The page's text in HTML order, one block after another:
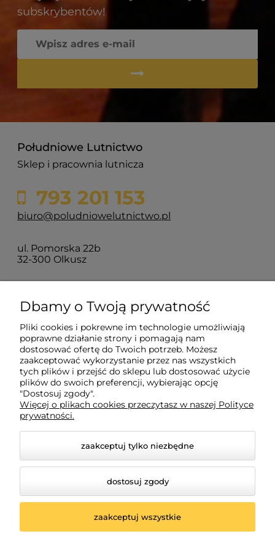
subskrybentów!
Południowe Lutnictwo
Sklep i pracownia lutnicza
793 201 153
biuro@poludniowelutnictwo.pl
ul. Pomorska 22b
32-300 Olkusz
O nas
Moje konto
Płatności i dostawa
Informacje
© 2026 poludniowelutnictwo.pl. Wszelkie prawa
Dbamy o Twoją prywatność
Pliki cookies i pokrewne im technologie umożliwiają
poprawne działanie strony i pomagają nam
dostosować ofertę do Twoich potrzeb. Możesz
zaakceptować wykorzystanie przez nas wszystkich
tych plików i przejść do sklepu lub dostosować użycie
plików do swoich preferencji, wybierając opcję
"Dostosuj zgody".
Więcej o plikach cookies przeczytasz w naszej Polityce
prywatności.
zaakceptuj tylko niezbędne
dostosuj zgody
zaakceptuj wszystkie